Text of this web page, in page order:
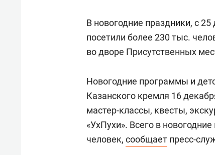
В новогодние праздники, с
посетили более 230 тыс.
во дворе Присутственных
Новогодние программы и
Казанского кремля 16
мастер-классы, квесты,
«УхПухи». Всего в
человек, сообщает пресс-
Как ГК «МИР ГРУПП» и ВТБ
создают оазис жилого
комфорта под Казанью
ID